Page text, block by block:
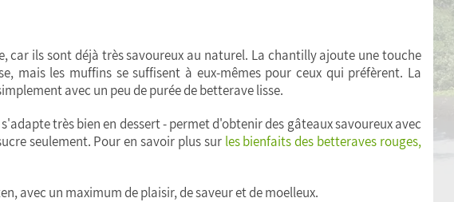
car ils sont déjà très savoureux au naturel. La chantilly ajoute une touche
mais les muffins se suffisent à eux-mêmes pour ceux qui préfèrent. La
avec un peu de purée de betterave lisse.
très bien en dessert - permet d'obtenir des gâteaux savoureux avec
seulement. Pour en savoir plus sur les bienfaits des betteraves rouges,
avec un maximum de plaisir, de saveur et de moelleux.